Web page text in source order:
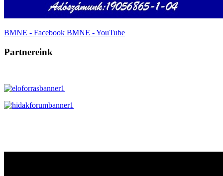
BMNE - Facebook BMNE - YouTube
Partnereink